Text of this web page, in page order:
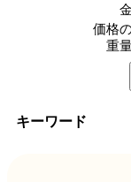
価格
重
キーワード